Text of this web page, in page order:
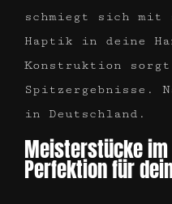
schmiegt sich
Haptik in deine
Konstruktion
Spitzergebnisse.
in Deutschland.
Meisterstücke
Perfektion für